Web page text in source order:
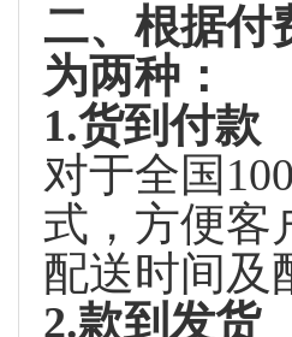
二、根据付
为两种：
1.货到付款
对于全国
式，方便客
配送时间及
2.款到发货